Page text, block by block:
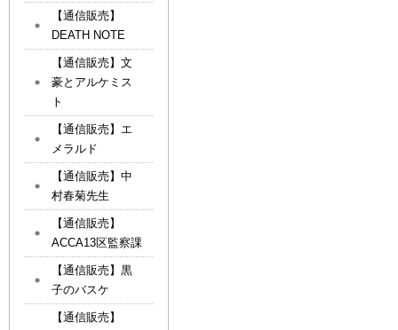
【通信販売】
DEATH NOTE
【通信販売】文
豪とアルケミス
ト
【通信販売】エ
メラルド
【通信販売】中
村春菊先生
【通信販売】
ACCA13区監察課
【通信販売】黒
子のバスケ
【通信販売】